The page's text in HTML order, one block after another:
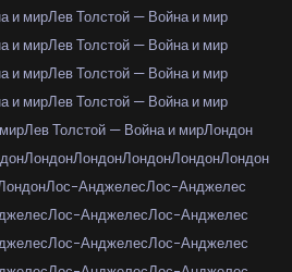
и мирЛев Толстой — Война и мир
и мирЛев Толстой — Война и мир
и мирЛев Толстой — Война и мир
и мирЛев Толстой — Война и мир
Лев Толстой — Война и мирЛондон
ЛондонЛондонЛондонЛондонЛондон
Лос-АнджелесЛос-Анджелес
Лос-АнджелесЛос-Анджелес
Лос-АнджелесЛос-Анджелес